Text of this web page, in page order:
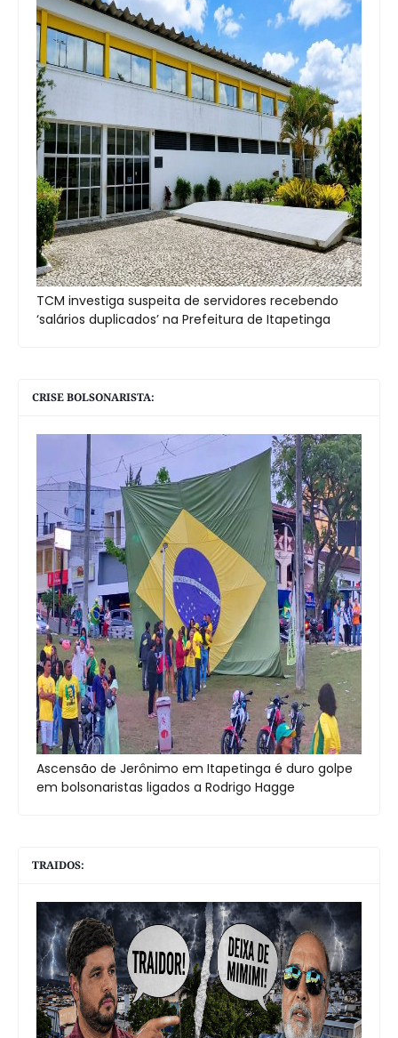
TCM investiga suspeita de servidores recebendo
‘salários duplicados’ na Prefeitura de Itapetinga
CRISE BOLSONARISTA:
Ascensão de Jerônimo em Itapetinga é duro golpe
em bolsonaristas ligados a Rodrigo Hagge
TRAIDOS: